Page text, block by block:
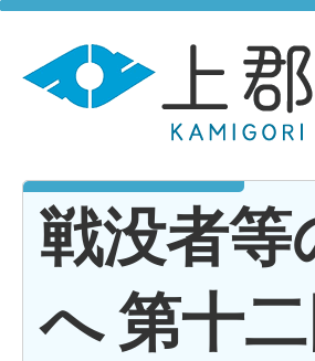
戦没者等
へ 第十